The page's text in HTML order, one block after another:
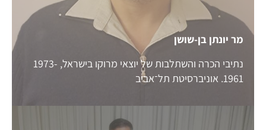
מר יונתן בן-שושן
נתיבי הכרה והשתלבות של יוצאי מרוקו בישראל, 1973-
1961. אוניברסיטת תל־אביב